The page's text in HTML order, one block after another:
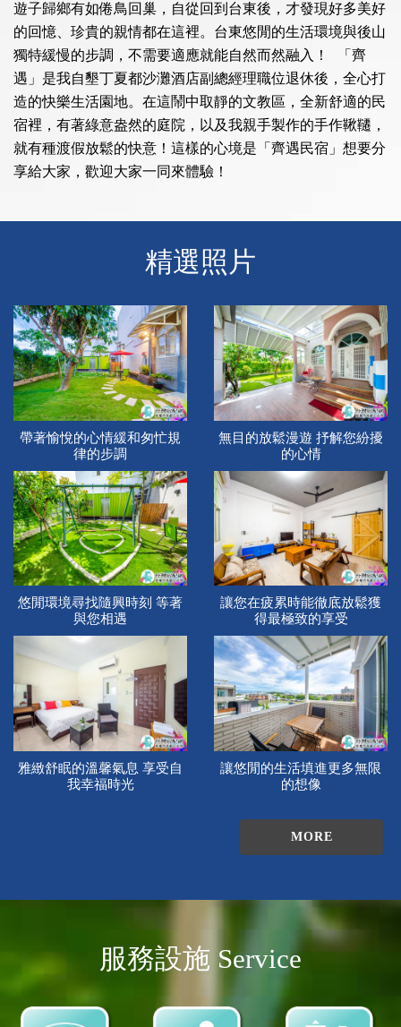
遊子歸鄉有如倦鳥回巢，自從回到台東後，才發現好多美好
的回憶、珍貴的親情都在這裡。台東悠閒的生活環境與後山
獨特緩慢的步調，不需要適應就能自然而然融入！ 「齊
遇」是我自墾丁夏都沙灘酒店副總經理職位退休後，全心打
造的快樂生活園地。在這鬧中取靜的文教區，全新舒適的民
宿裡，有著綠意盎然的庭院，以及我親手製作的手作鞦韆，
就有種渡假放鬆的快意！這樣的心境是「齊遇民宿」想要分
享給大家，歡迎大家一同來體驗！
精選照片
帶著愉悅的心情緩和匆忙規
律的步調
無目的放鬆漫遊 抒解您紛擾
的心情
悠閒環境尋找隨興時刻 等著
與您相遇
讓您在疲累時能徹底放鬆獲
得最極致的享受
雅緻舒眠的溫馨氣息 享受自
我幸福時光
讓悠閒的生活填進更多無限
的想像
MORE
服務設施 Service